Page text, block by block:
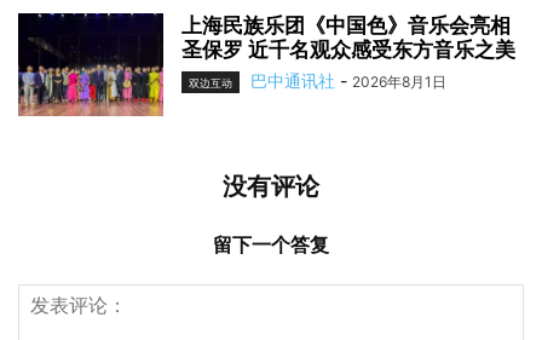
上海民族乐团《中国色》音乐会亮相
圣保罗 近千名观众感受东方音乐之美
双边互动 巴中通讯社 - 2026年8月1日
没有评论
留下一个答复